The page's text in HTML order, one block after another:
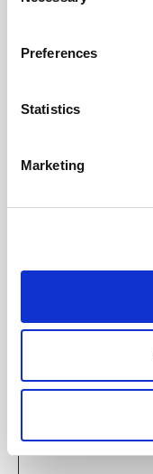
Preferences
Statistics
Marketing